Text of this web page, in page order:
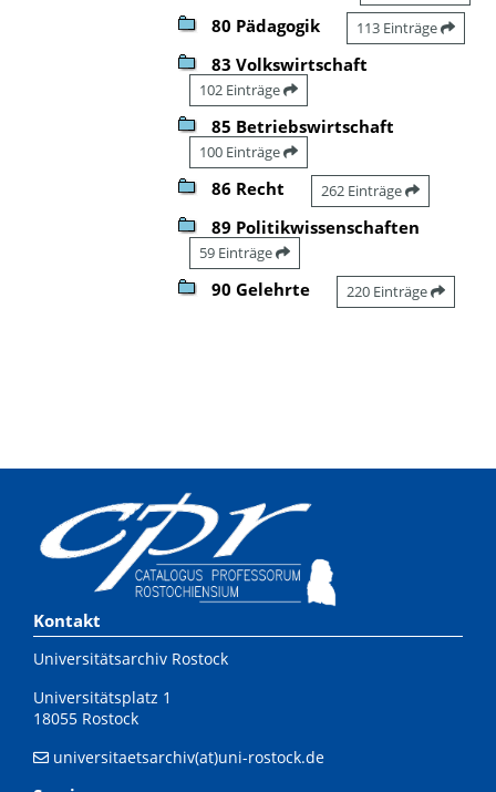
80 Pädagogik 113 Einträge
83 Volkswirtschaft
102 Einträge
85 Betriebswirtschaft
100 Einträge
86 Recht 262 Einträge
89 Politikwissenschaften
59 Einträge
90 Gelehrte 220 Einträge
Kontakt
Universitätsarchiv Rostock
Universitätsplatz 1
18055 Rostock
universitaetsarchiv(at)uni-rostock.de